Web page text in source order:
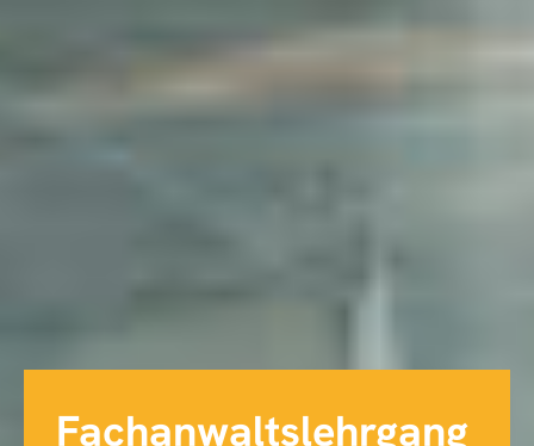
Fachanwaltslehrgang